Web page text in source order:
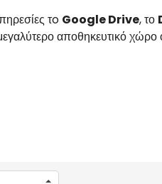
τo Google Drive, το
αποθηκευτικό χώρο